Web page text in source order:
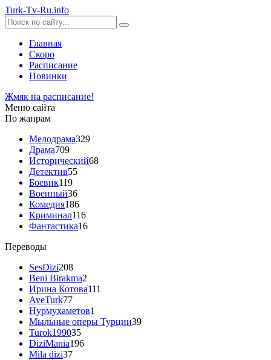
Turk-Tv-Ru.info
Главная
Скоро
Расписание
Новинки
Жмяк на расписание!
Меню сайта
По жанрам
Мелодрама329
Драма709
Исторический68
Детектив55
Боевик119
Военный36
Комедия186
Криминал116
Фантастика16
Переводы
SesDizi208
Beni Birakma2
Ирина Котова111
AveTurk77
Нурмухаметов1
Мыльные оперы Турции39
Turok199035
DiziMania196
Mila dizi37